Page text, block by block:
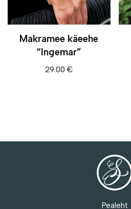
Makramee käeehe
“Ingemar”
29.00 €
Pealeht